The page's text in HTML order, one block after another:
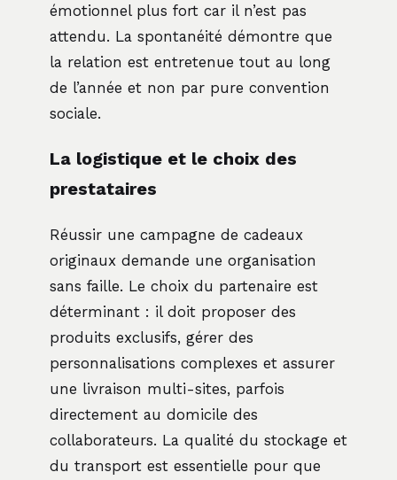
émotionnel plus fort car il n’est pas
attendu. La spontanéité démontre que
la relation est entretenue tout au long
de l’année et non par pure convention
sociale.
La logistique et le choix des
prestataires
Réussir une campagne de cadeaux
originaux demande une organisation
sans faille. Le choix du partenaire est
déterminant : il doit proposer des
produits exclusifs, gérer des
personnalisations complexes et assurer
une livraison multi-sites, parfois
directement au domicile des
collaborateurs. La qualité du stockage et
du transport est essentielle pour que